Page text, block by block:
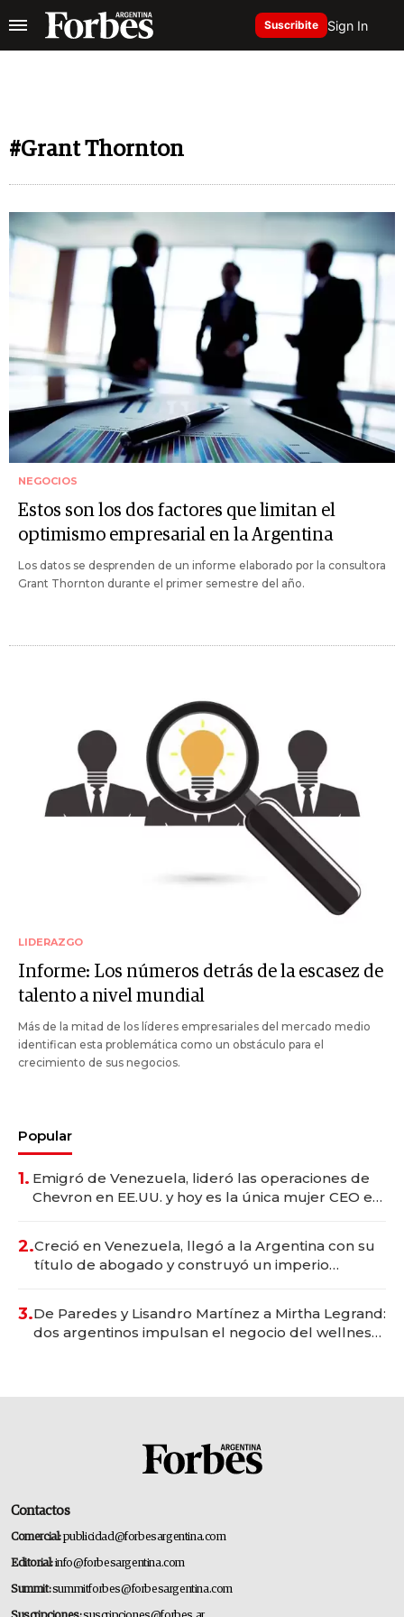
Suscribite Sign In
#Grant Thornton
NEGOCIOS
Estos son los dos factores que limitan el
optimismo empresarial en la Argentina
Los datos se desprenden de un informe elaborado por la consultora
Grant Thornton durante el primer semestre del año.
LIDERAZGO
Informe: Los números detrás de la escasez de
talento a nivel mundial
Más de la mitad de los líderes empresariales del mercado medio
identifican esta problemática como un obstáculo para el
crecimiento de sus negocios.
Popular
1. Emigró de Venezuela, lideró las operaciones de
Chevron en EE.UU. y hoy es la única mujer CEO en
2.Creció en Venezuela, llegó a la Argentina con su
título de abogado y construyó un imperio
3.De Paredes y Lisandro Martínez a Mirtha Legrand:
dos argentinos impulsan el negocio del wellness
Contactos
Comercial:publicidad@forbesargentina.com
Editorial:info@forbesargentina.com
Summit:summitforbes@forbesargentina.com